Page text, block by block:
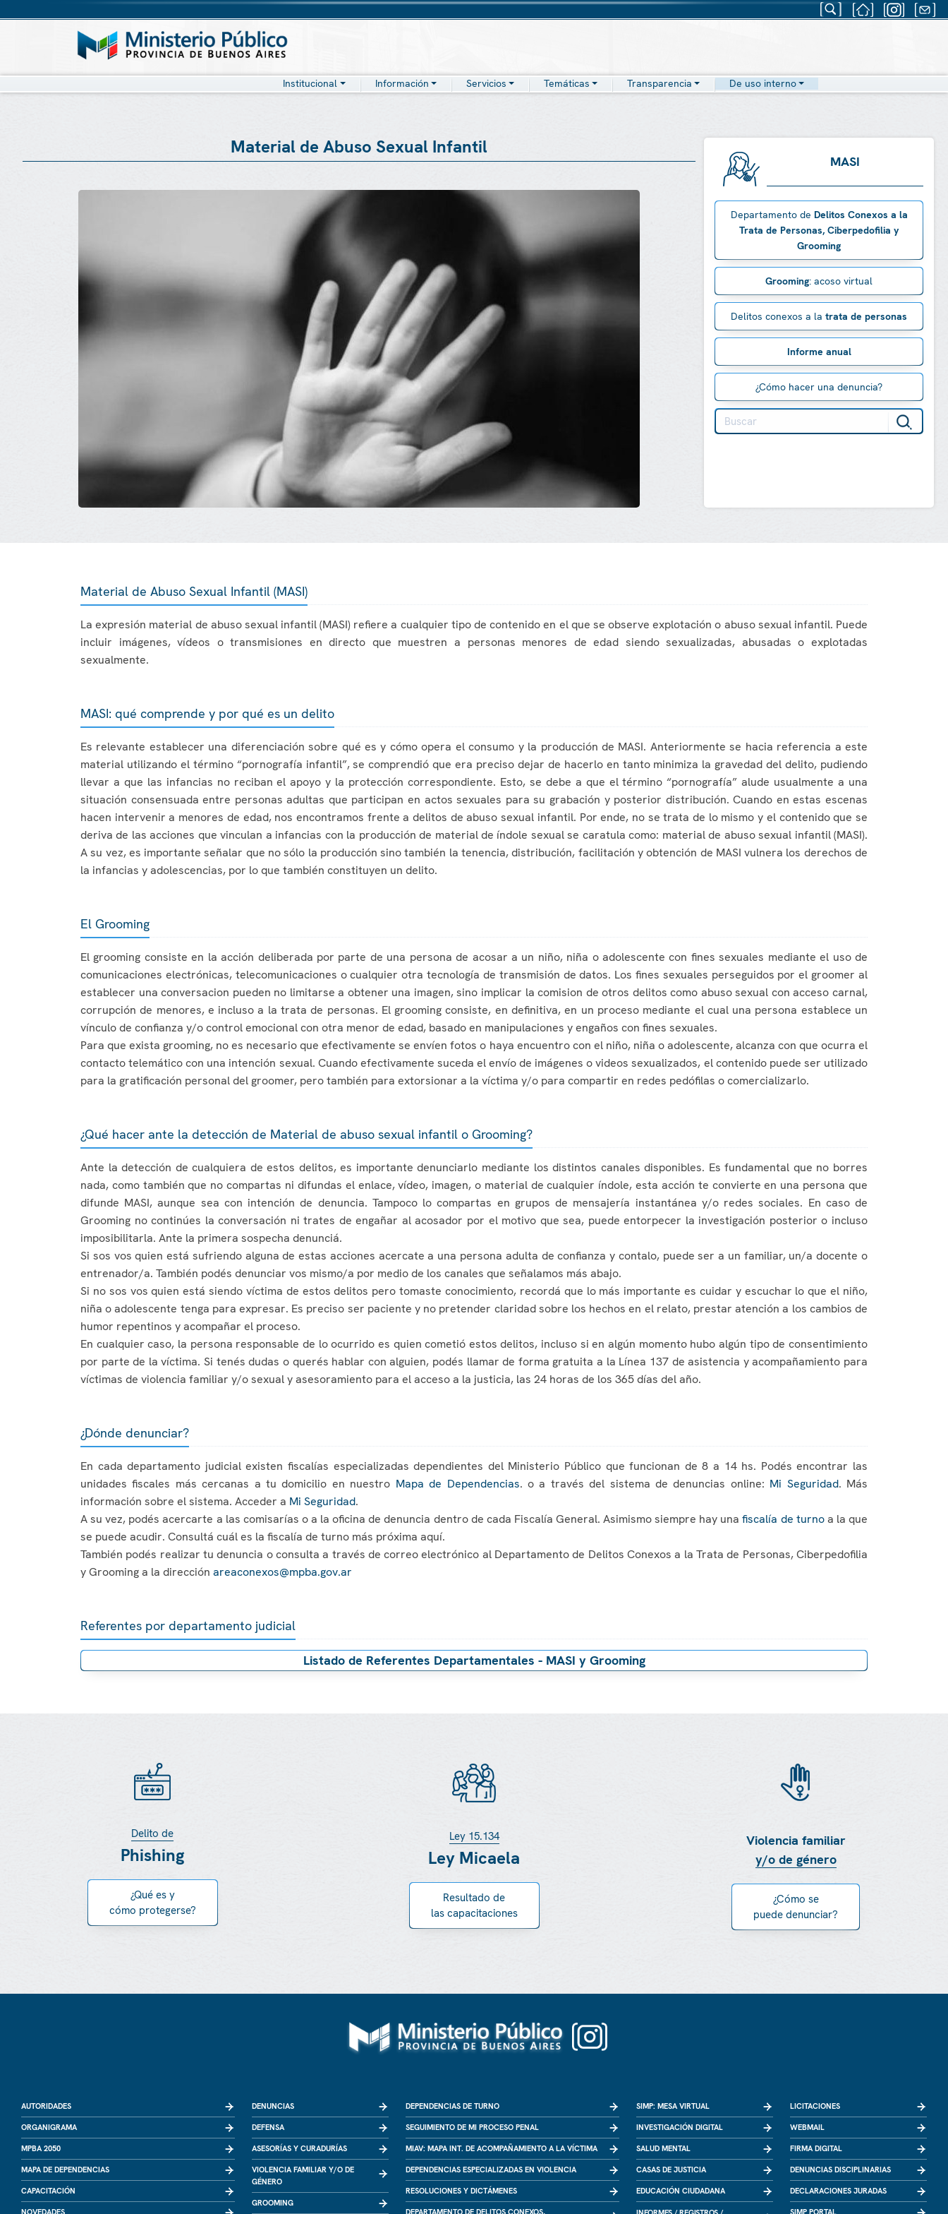
Institucional Información Servicios Temáticas Transparencia De uso interno
Material de Abuso Sexual Infantil
MASI
Departamento de Delitos Conexos a la
Trata de Personas, Ciberpedofilia y
Grooming
Grooming: acoso virtual
Delitos conexos a la trata de personas
Informe anual
¿Cómo hacer una denuncia?
Material de Abuso Sexual Infantil (MASI)
La expresión material de abuso sexual infantil (MASI) refiere a cualquier tipo de contenido en el que se observe explotación o abuso sexual infantil. Puede
incluir imágenes, vídeos o transmisiones en directo que muestren a personas menores de edad siendo sexualizadas, abusadas o explotadas
sexualmente.
MASI: qué comprende y por qué es un delito
Es relevante establecer una diferenciación sobre qué es y cómo opera el consumo y la producción de MASI. Anteriormente se hacia referencia a este
material utilizando el término “pornografía infantil”, se comprendió que era preciso dejar de hacerlo en tanto minimiza la gravedad del delito, pudiendo
llevar a que las infancias no reciban el apoyo y la protección correspondiente. Esto, se debe a que el término “pornografía” alude usualmente a una
situación consensuada entre personas adultas que participan en actos sexuales para su grabación y posterior distribución. Cuando en estas escenas
hacen intervenir a menores de edad, nos encontramos frente a delitos de abuso sexual infantil. Por ende, no se trata de lo mismo y el contenido que se
deriva de las acciones que vinculan a infancias con la producción de material de índole sexual se caratula como: material de abuso sexual infantil (MASI).
A su vez, es importante señalar que no sólo la producción sino también la tenencia, distribución, facilitación y obtención de MASI vulnera los derechos de
la infancias y adolescencias, por lo que también constituyen un delito.
El Grooming
El grooming consiste en la acción deliberada por parte de una persona de acosar a un niño, niña o adolescente con fines sexuales mediante el uso de
comunicaciones electrónicas, telecomunicaciones o cualquier otra tecnología de transmisión de datos. Los fines sexuales perseguidos por el groomer al
establecer una conversacion pueden no limitarse a obtener una imagen, sino implicar la comision de otros delitos como abuso sexual con acceso carnal,
corrupción de menores, e incluso a la trata de personas. El grooming consiste, en definitiva, en un proceso mediante el cual una persona establece un
vínculo de confianza y/o control emocional con otra menor de edad, basado en manipulaciones y engaños con fines sexuales.
Para que exista grooming, no es necesario que efectivamente se envíen fotos o haya encuentro con el niño, niña o adolescente, alcanza con que ocurra el
contacto telemático con una intención sexual. Cuando efectivamente suceda el envío de imágenes o videos sexualizados, el contenido puede ser utilizado
para la gratificación personal del groomer, pero también para extorsionar a la víctima y/o para compartir en redes pedófilas o comercializarlo.
¿Qué hacer ante la detección de Material de abuso sexual infantil o Grooming?
Ante la detección de cualquiera de estos delitos, es importante denunciarlo mediante los distintos canales disponibles. Es fundamental que no borres
nada, como también que no compartas ni difundas el enlace, vídeo, imagen, o material de cualquier índole, esta acción te convierte en una persona que
difunde MASI, aunque sea con intención de denuncia. Tampoco lo compartas en grupos de mensajería instantánea y/o redes sociales. En caso de
Grooming no continúes la conversación ni trates de engañar al acosador por el motivo que sea, puede entorpecer la investigación posterior o incluso
imposibilitarla. Ante la primera sospecha denunciá.
Si sos vos quien está sufriendo alguna de estas acciones acercate a una persona adulta de confianza y contalo, puede ser a un familiar, un/a docente o
entrenador/a. También podés denunciar vos mismo/a por medio de los canales que señalamos más abajo.
Si no sos vos quien está siendo víctima de estos delitos pero tomaste conocimiento, recordá que lo más importante es cuidar y escuchar lo que el niño,
niña o adolescente tenga para expresar. Es preciso ser paciente y no pretender claridad sobre los hechos en el relato, prestar atención a los cambios de
humor repentinos y acompañar el proceso.
En cualquier caso, la persona responsable de lo ocurrido es quien cometió estos delitos, incluso si en algún momento hubo algún tipo de consentimiento
por parte de la víctima. Si tenés dudas o querés hablar con alguien, podés llamar de forma gratuita a la Línea 137 de asistencia y acompañamiento para
víctimas de violencia familiar y/o sexual y asesoramiento para el acceso a la justicia, las 24 horas de los 365 días del año.
¿Dónde denunciar?
En cada departamento judicial existen fiscalías especializadas dependientes del Ministerio Público que funcionan de 8 a 14 hs. Podés encontrar las
unidades fiscales más cercanas a tu domicilio en nuestro Mapa de Dependencias. o a través del sistema de denuncias online: Mi Seguridad. Más
información sobre el sistema. Acceder a Mi Seguridad.
A su vez, podés acercarte a las comisarías o a la oficina de denuncia dentro de cada Fiscalía General. Asimismo siempre hay unafiscalía de turnoa la que
se puede acudir. Consultá cuál es la fiscalía de turno más próxima aquí.
También podés realizar tu denuncia o consulta a través de correo electrónico al Departamento de Delitos Conexos a la Trata de Personas, Ciberpedofilia
y Grooming a la dirección areaconexos@mpba.gov.ar
Referentes por departamento judicial
Listado de Referentes Departamentales - MASI y Grooming
Delito de
Phishing
¿Qué es y
cómo protegerse?
Ley 15.134
Ley Micaela
Resultado de
las capacitaciones
Violencia familiar
y/o de género
¿Cómo se
puede denunciar?
AUTORIDADES
ORGANIGRAMA
MPBA 2050
MAPA DE DEPENDENCIAS
CAPACITACIÓN
NOVEDADES
DENUNCIAS
DEFENSA
ASESORÍAS Y CURADURÍAS
VIOLENCIA FAMILIAR Y/O DE
GÉNERO
GROOMING
DEPENDENCIAS DE TURNO
SEGUIMIENTO DE MI PROCESO PENAL
MIAV: MAPA INT. DE ACOMPAÑAMIENTO A LA VÍCTIMA
DEPENDENCIAS ESPECIALIZADAS EN VIOLENCIA
RESOLUCIONES Y DICTÁMENES
DEPARTAMENTO DE DELITOS CONEXOS,
SIMP: MESA VIRTUAL
INVESTIGACIÓN DIGITAL
SALUD MENTAL
CASAS DE JUSTICIA
EDUCACIÓN CIUDADANA
LICITACIONES
WEBMAIL
FIRMA DIGITAL
DENUNCIAS DISCIPLINARIAS
DECLARACIONES JURADAS
SIMP PORTAL